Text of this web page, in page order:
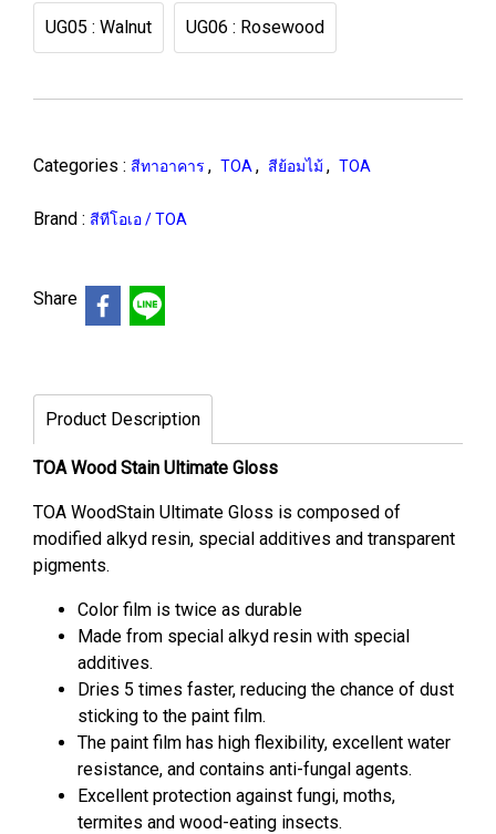
UG05 : Walnut UG06 : Rosewood
Categories : สีทาอาคาร , TOA , สีย้อมไม้ , TOA
Brand : สีทีโอเอ / TOA
Share
Product Description
TOA Wood Stain Ultimate Gloss
TOA WoodStain Ultimate Gloss is composed of
modified alkyd resin, special additives and transparent
pigments.
Color film is twice as durable
Made from special alkyd resin with special
additives.
Dries 5 times faster, reducing the chance of dust
sticking to the paint film.
The paint film has high flexibility, excellent water
resistance, and contains anti-fungal agents.
Excellent protection against fungi, moths,
termites and wood-eating insects.